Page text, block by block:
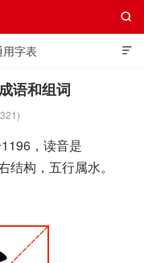

字表
极简英语词典

语和组词
，读音是
结构，五行属水。